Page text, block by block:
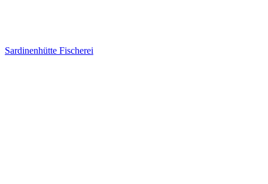
Sardinenhütte Fischerei